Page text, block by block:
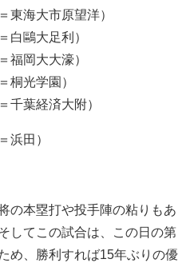
海大市原望洋）
白鷗大足利）
福岡大大濠）
桐光学園）
葉経済大附）
田）
の本塁打や投手陣の粘りもあ
してこの試合は、この日の第
め、勝利すれば15年ぶりの優